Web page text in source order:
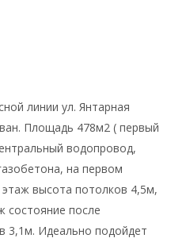
линии ул. Янтарная
Площадь 478м2 ( первый
водопровод,
на первом
высота потолков 4,5м,
состояние после
3,1м. Идеально подойдет